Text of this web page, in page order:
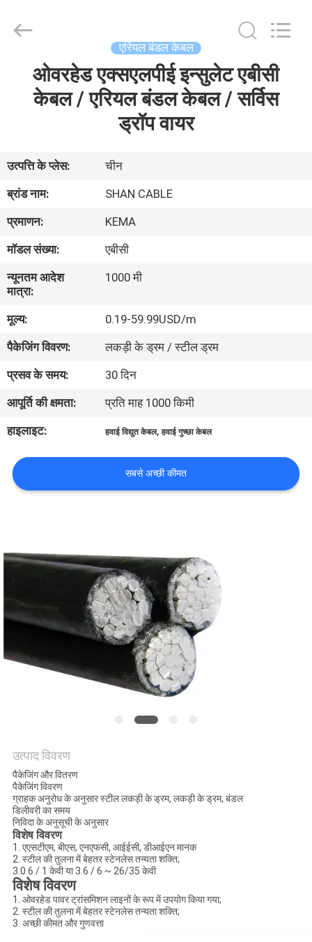
वीडियो
दिखाएँ
हमारे
बारे
में
फैक्टरी
यात्रा
गुणवत्ता
नियंत्रण
करें
समाचार
BLOG
अनुरोध
NEWS
साइटमैप
गोपनीयता
नीति
Cable
(Group)
एरियल बंडल केबल
ओवरहेड एक्सएलपीई इन्सुलेट एबीसी
केबल / एरियल बंडल केबल / सर्विस
ड्रॉप वायर
उत्पत्ति के प्लेस:
चीन
ब्रांड नाम:
SHAN CABLE
प्रमाणन:
KEMA
मॉडल संख्या:
एबीसी
न्यूनतम आदेश
मात्रा:
1000 मी
मूल्य:
0.19-59.99USD/m
पैकेजिंग विवरण:
लकड़ी के ड्रम / स्टील ड्रम
प्रसव के समय:
30 दिन
आपूर्ति की क्षमता:
प्रति माह 1000 किमी
हाइलाइट:
हवाई विद्युत केबल,हवाई गुच्छा केबल
सबसे अच्छी कीमत
उत्पाद विवरण
पैकेजिंग और वितरण
पैकेजिंग विवरण
ग्राहक अनुरोध के अनुसार स्टील लकड़ी के ड्रम, लकड़ी के ड्रम, बंडल
डिलीवरी का समय
निविदा के अनुसूची के अनुसार
विशेष विवरण
1. एएसटीएम, बीएस, एनएफसी, आईईसी, डीआईएन मानक
2. स्टील की तुलना में बेहतर स्टेनलेस तन्यता शक्ति;
3.0.6 / 1 केवी या 3.6 / 6 ~ 26/35 केवी
विशेष विवरण
1. ओवरहेड पावर ट्रांसमिशन लाइनों के रूप में उपयोग किया गया;
2. स्टील की तुलना में बेहतर स्टेनलेस तन्यता शक्ति;
3. अच्छी कीमत और गुणवत्ता